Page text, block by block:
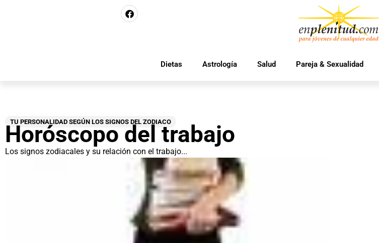
Dietas Astrología Salud Pareja & Sexualidad
TU PERSONALIDAD SEGÚN LOS SIGNOS DEL ZODIACO
Horóscopo del trabajo
Los signos zodiacales y su relación con el trabajo...